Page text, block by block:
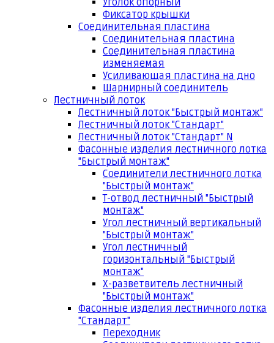
Уголок опорный
Фиксатор крышки
Соединительная пластина
Соединительная пластина
Соединительная пластина
изменяемая
Усиливающая пластина на дно
Шарнирный соединитель
Лестничный лоток
Лестничный лоток "Быстрый монтаж"
Лестничный лоток "Стандарт"
Лестничный лоток "Стандарт" N
Фасонные изделия лестничного лотка
"Быстрый монтаж"
Соединители лестничного лотка
"Быстрый монтаж"
Т-отвод лестничный "Быстрый
монтаж"
Угол лестничный вертикальный
"Быстрый монтаж"
Угол лестничный
горизонтальный "Быстрый
монтаж"
Х-разветвитель лестничный
"Быстрый монтаж"
Фасонные изделия лестничного лотка
"Стандарт"
Переходник